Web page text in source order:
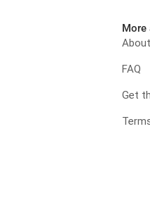
More
About
FAQ
Get